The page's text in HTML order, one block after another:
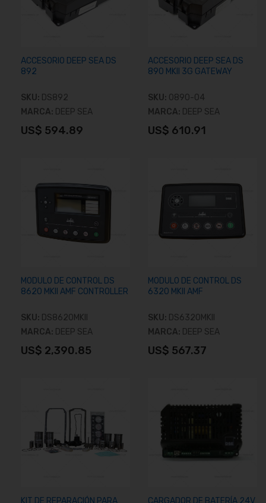
ACCESORIO DEEP SEA DS
892
SKU: DS892
MARCA: DEEP SEA
US$ 594.89
ACCESORIO DEEP SEA DS
890 MKII 3G GATEWAY
SKU: 0890-04
MARCA: DEEP SEA
US$ 610.91
MODULO DE CONTROL DS
8620 MKII AMF CONTROLLER
SKU: DS8620MKII
MARCA: DEEP SEA
US$ 2,390.85
MODULO DE CONTROL DS
6320 MKII AMF
SKU: DS6320MKII
MARCA: DEEP SEA
US$ 567.37
KIT DE REPARACIÓN PARA CARGADOR DE BATERÍA 24V